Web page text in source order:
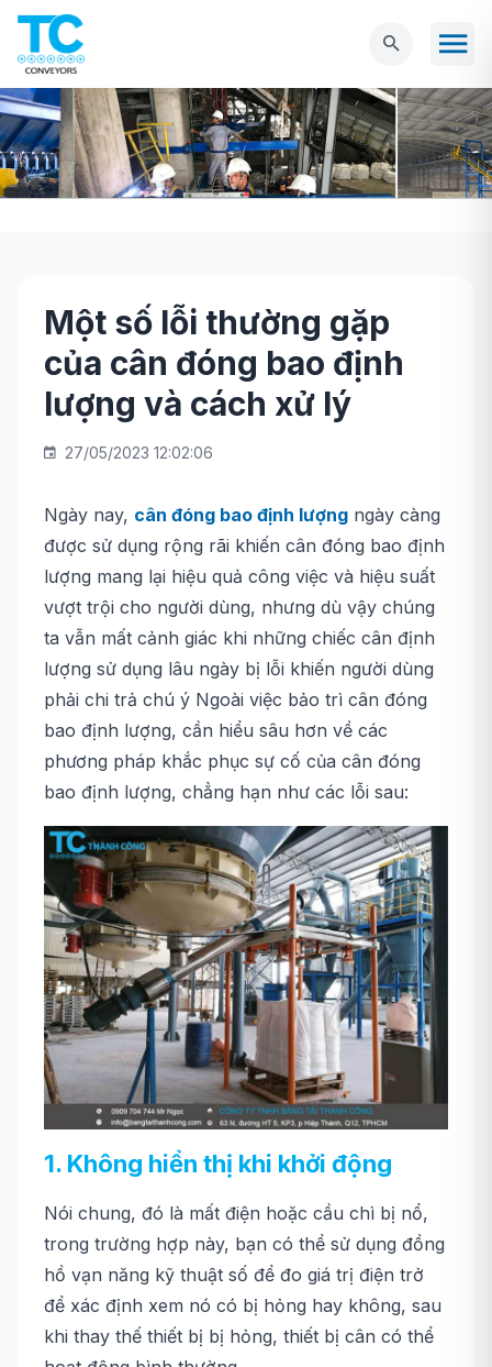
Trang chủ Tin tức
Một số lỗi thường gặp
của cân đóng bao định lượng và cách xử lý
Một số lỗi thường gặp
của cân đóng bao định
lượng và cách xử lý
27/05/2023 12:02:06
Ngày nay, cân đóng bao định lượng ngày càng
được sử dụng rộng rãi khiến cân đóng bao định
lượng mang lại hiệu quả công việc và hiệu suất
vượt trội cho người dùng, nhưng dù vậy chúng
ta vẫn mất cảnh giác khi những chiếc cân định
lượng sử dụng lâu ngày bị lỗi khiến người dùng
phải chi trả chú ý Ngoài việc bảo trì cân đóng
bao định lượng, cần hiểu sâu hơn về các
phương pháp khắc phục sự cố của cân đóng
bao định lượng, chẳng hạn như các lỗi sau:
1. Không hiển thị khi khởi động
Nói chung, đó là mất điện hoặc cầu chì bị nổ,
trong trường hợp này, bạn có thể sử dụng đồng
hồ vạn năng kỹ thuật số để đo giá trị điện trở
để xác định xem nó có bị hỏng hay không, sau
khi thay thế thiết bị bị hỏng, thiết bị cân có thể